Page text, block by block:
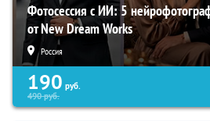
Фотосессия с ИИ: 5
от New Dream Works
Россия
190 руб.
490руб.